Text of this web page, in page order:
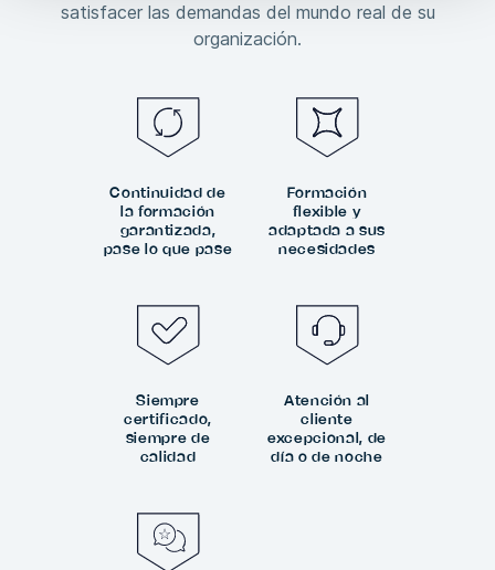
satisfacer las demandas del mundo real de su
organización.
Continuidad de
la formación
garantizada,
pase lo que pase
Formación
flexible y
adaptada a sus
necesidades
Siempre
certificado,
siempre de
calidad
Atención al
cliente
excepcional, de
día o de noche